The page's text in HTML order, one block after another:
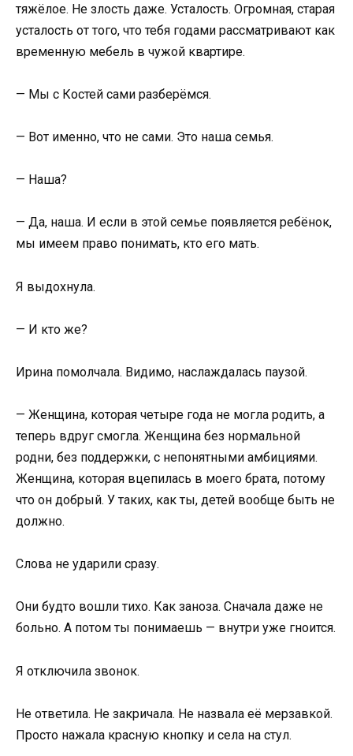
тяжёлое. Не злость даже. Усталость. Огромная, старая
усталость от того, что тебя годами рассматривают как
временную мебель в чужой квартире.
— Мы с Костей сами разберёмся.
— Вот именно, что не сами. Это наша семья.
— Наша?
— Да, наша. И если в этой семье появляется ребёнок,
мы имеем право понимать, кто его мать.
Я выдохнула.
— И кто же?
Ирина помолчала. Видимо, наслаждалась паузой.
— Женщина, которая четыре года не могла родить, а
теперь вдруг смогла. Женщина без нормальной
родни, без поддержки, с непонятными амбициями.
Женщина, которая вцепилась в моего брата, потому
что он добрый. У таких, как ты, детей вообще быть не
должно.
Слова не ударили сразу.
Они будто вошли тихо. Как заноза. Сначала даже не
больно. А потом ты понимаешь — внутри уже гноится.
Я отключила звонок.
Не ответила. Не закричала. Не назвала её мерзавкой.
Просто нажала красную кнопку и села на стул.